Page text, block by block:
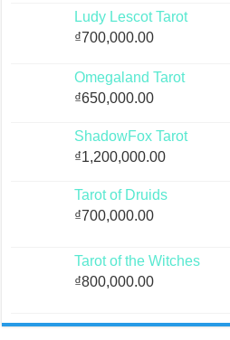
Ludy Lescot Tarot
₫700,000.00
Omegaland Tarot
₫650,000.00
ShadowFox Tarot
₫1,200,000.00
Tarot of Druids
₫700,000.00
Tarot of the Witches
₫800,000.00